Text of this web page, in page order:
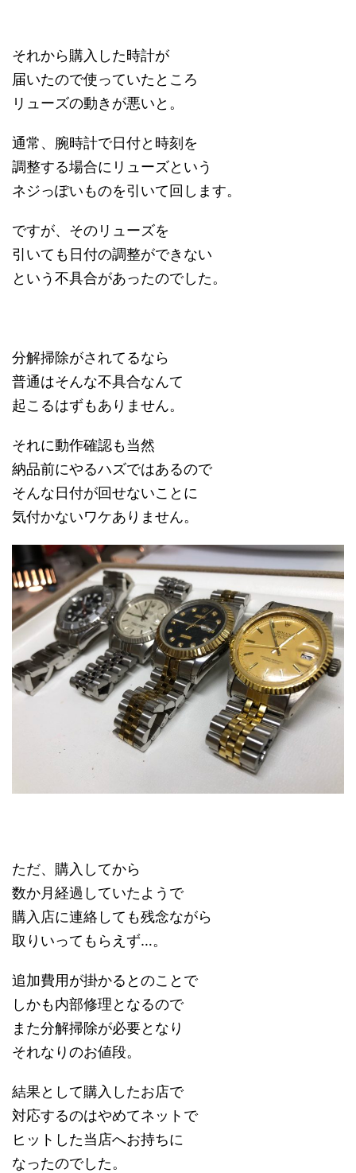
それから購入した時計が
届いたので使っていたところ
リューズの動きが悪いと。
通常、腕時計で日付と時刻を
調整する場合にリューズという
ネジっぽいものを引いて回します。
ですが、そのリューズを
引いても日付の調整ができない
という不具合があったのでした。
分解掃除がされてるなら
普通はそんな不具合なんて
起こるはずもありません。
それに動作確認も当然
納品前にやるハズではあるので
そんな日付が回せないことに
気付かないワケありません。
ただ、購入してから
数か月経過していたようで
購入店に連絡しても残念ながら
取りいってもらえず…。
追加費用が掛かるとのことで
しかも内部修理となるので
また分解掃除が必要となり
それなりのお値段。
結果として購入したお店で
対応するのはやめてネットで
ヒットした当店へお持ちに
なったのでした。